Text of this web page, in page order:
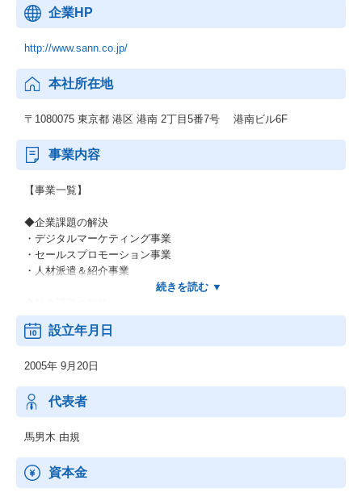
企業HP
http://www.sann.co.jp/
本社所在地
〒1080075 東京都 港区 港南 2丁目5番7号 港南ビル6F
事業内容
【事業一覧】
◆企業課題の解決
・デジタルマーケティング事業
・セールスプロモーション事業
・人材派遣＆紹介事業
・福祉DX事業
・サテライトオフィス型の障がい者雇用＆定着支援事業
設立年月日
2005年 9月20日
代表者
馬男木 由規
資本金